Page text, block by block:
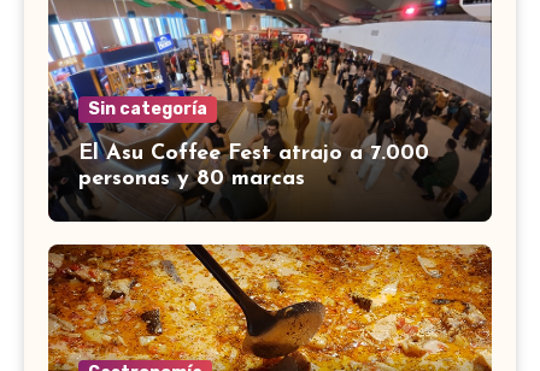
Sin categoría
El Asu Coffee Fest atrajo a 7.000
personas y 80 marcas